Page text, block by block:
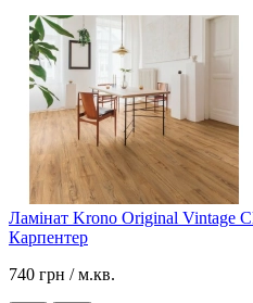
Ламінат Krono Original Vintage
Карпентер
740 грн / м.кв.